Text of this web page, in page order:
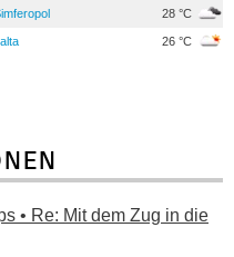
28 °C
26 °C
• Re: Mit dem Zug in die